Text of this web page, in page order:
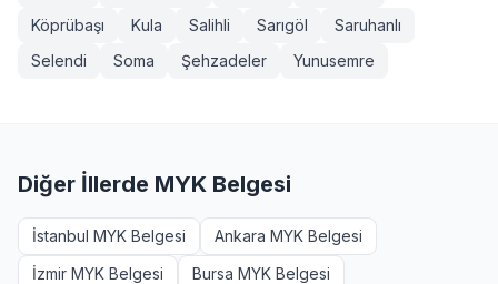
Köprübaşı
Kula Salihli Sarıgöl
Saruhanlı
Selendi
Soma Şehzadeler Yunusemre
Diğer İllerde MYK Belgesi
İstanbul MYK Belgesi
Ankara MYK Belgesi
İzmir MYK Belgesi
Bursa MYK Belgesi